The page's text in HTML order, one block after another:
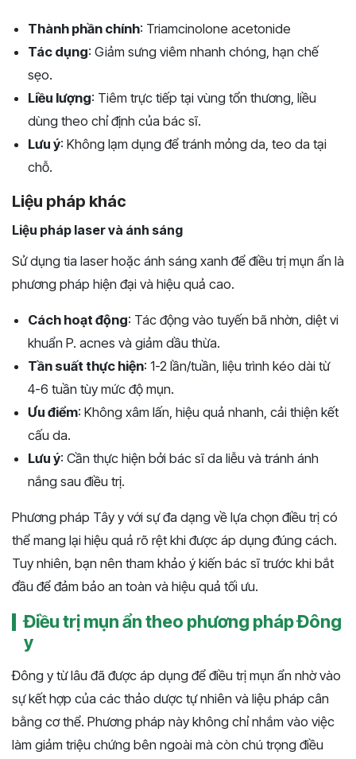
Thành phần chính: Triamcinolone acetonide
Tác dụng: Giảm sưng viêm nhanh chóng, hạn chế
sẹo.
Liều lượng: Tiêm trực tiếp tại vùng tổn thương, liều
dùng theo chỉ định của bác sĩ.
Lưu ý: Không lạm dụng để tránh mỏng da, teo da tại
chỗ.
Liệu pháp khác
Liệu pháp laser và ánh sáng
Sử dụng tia laser hoặc ánh sáng xanh để điều trị mụn ẩn là
phương pháp hiện đại và hiệu quả cao.
Cách hoạt động: Tác động vào tuyến bã nhờn, diệt vi
khuẩn P. acnes và giảm dầu thừa.
Tần suất thực hiện: 1-2 lần/tuần, liệu trình kéo dài từ
4-6 tuần tùy mức độ mụn.
Ưu điểm: Không xâm lấn, hiệu quả nhanh, cải thiện kết
cấu da.
Lưu ý: Cần thực hiện bởi bác sĩ da liễu và tránh ánh
nắng sau điều trị.
Phương pháp Tây y với sự đa dạng về lựa chọn điều trị có
thể mang lại hiệu quả rõ rệt khi được áp dụng đúng cách.
Tuy nhiên, bạn nên tham khảo ý kiến bác sĩ trước khi bắt
đầu để đảm bảo an toàn và hiệu quả tối ưu.
Điều trị mụn ẩn theo phương pháp Đông
y
Đông y từ lâu đã được áp dụng để điều trị mụn ẩn nhờ vào
sự kết hợp của các thảo dược tự nhiên và liệu pháp cân
bằng cơ thể. Phương pháp này không chỉ nhắm vào việc
làm giảm triệu chứng bên ngoài mà còn chú trọng điều